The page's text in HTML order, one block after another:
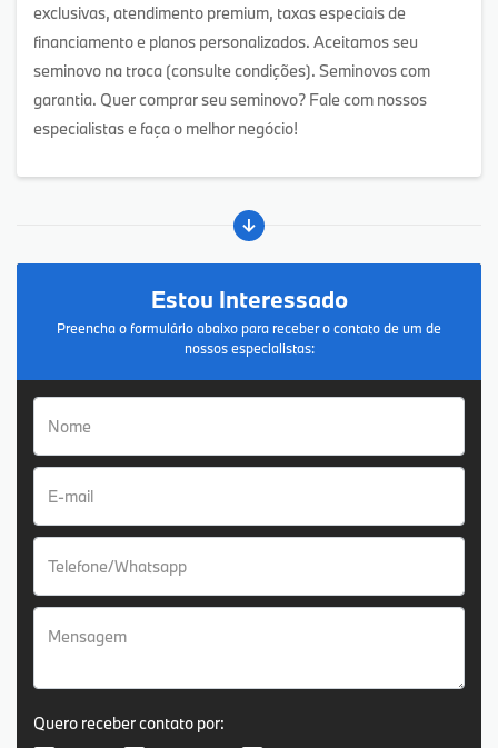
exclusivas, atendimento premium, taxas especiais de
financiamento e planos personalizados. Aceitamos seu
seminovo na troca (consulte condições). Seminovos com
garantia. Quer comprar seu seminovo? Fale com nossos
especialistas e faça o melhor negócio!
Estou Interessado
Preencha o formulário abaixo para receber o contato de um de
nossos especialistas:
Quero receber contato por: